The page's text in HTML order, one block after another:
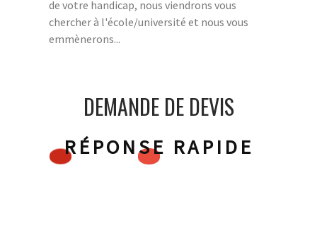
de votre handicap, nous viendrons vous
chercher à l'école/université et nous vous
emmènerons...
DEMANDE DE DEVIS
RÉPONSE RAPIDE